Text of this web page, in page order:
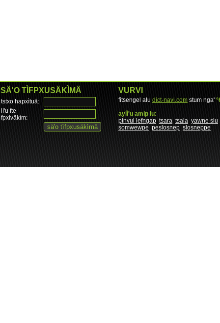
SÄ'O TÌFPXUSÄKÌMÄ
tstxo hapxìtuä:
lì'u fte
fpxiväkìm:
VURVI
fìtsengel alu dict-navi.com stum nga'
aylì'u amip lu:
pinvul lefngap tsara tsala yawne slu
somwewpe peslosnep slosneppe